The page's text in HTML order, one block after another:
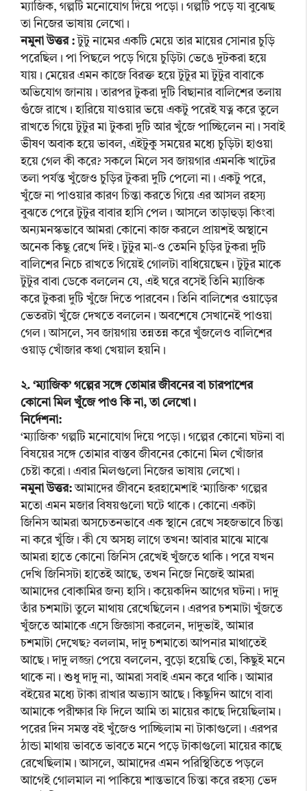
ম্যাজিক, গল্পটি মনোযোগ দিয়ে পড়ো। গল্পটি পড়ে যা বুঝেছ
তা নিজের ভাষায় লেখো।
নমুনা উত্তর :টুটু নামের একটি মেয়ে তার মায়ের সোনার চুড়ি
পরেছিল। পা পিছলে পড়ে গিয়ে চুড়িটা ভেঙে দুটকরা হয়ে
যায়। মেয়ের এমন কাজে বিরক্ত হয়ে টুটুর মা টুটুর বাবাকে
অভিযোগ জানায়। তারপর টুকরা দুটি বিছানার বালিশের তলায়
গুঁজে রাখে। হারিয়ে যাওয়ার ভয়ে একটু পরেই যত্ন করে তুলে
রাখতে গিয়ে টুটুর মা টুকরা দুটি আর খুঁজে পাচ্ছিলেন না। সবাই
ভীষণ অবাক হয়ে ভাবল, এইটুকু সময়ের মধ্যে চুড়িটা হাওয়া
হয়ে গেল কী করে? সকলে মিলে সব জায়গার এমনকি খাটের
তলা পর্যন্ত খুঁজেও চুড়ির টুকরা দুটি পেলো না। একটু পরে,
খুঁজে না পাওয়ার কারণ চিন্তা করতে গিয়ে এর আসল রহস্য
বুঝতে পেরে টুটুর বাবার হাসি পেল। আসলে তাড়াহুড়া কিংবা
অন্যমনস্কভাবে আমরা কোনো কাজ করলে প্রায়শই অস্থানে
অনেক কিছু রেখে দিই। টুটুর মা-ও তেমনি চুড়ির টুকরা দুটি
বালিশের নিচে রাখতে গিয়েই গোলটা বাধিয়েছেন। টুটুর মাকে
টুটুর বাবা ডেকে বললেন যে, এই ঘরে বসেই তিনি ম্যাজিক
করে টুকরা দুটি খুঁজে দিতে পারবেন। তিনি বালিশের ওয়াড়ের
ভেতরটা খুঁজে দেখতে বললেন। অবশেষে সেখানেই পাওয়া
গেল। আসলে, সব জায়গায় তন্নতন্ন করে খুঁজলেও বালিশের
ওয়াড় খোঁজার কথা খেয়াল হয়নি।
২. ‘ম্যাজিক’ গল্পের সঙ্গে তোমার জীবনের বা চারপাশের
কোনো মিল খুঁজে পাও কি না, তা লেখো।
নির্দেশনা:
‘ম্যাজিক’ গল্পটি মনোযোগ দিয়ে পড়ো। গল্পের কোনো ঘটনা বা
বিষয়ের সঙ্গে তোমার বাস্তব জীবনের কোনো মিল খোঁজার
চেষ্টা করো। এবার মিলগুলো নিজের ভাষায় লেখো।
নমুনা উত্তর:আমাদের জীবনে হরহামেশাই ‘ম্যাজিক’ গল্পের
মতো এমন মজার বিষয়গুলো ঘটে থাকে। কোনো একটা
জিনিস আমরা অসচেতনভাবে এক স্থানে রেখে সহজভাবে চিন্তা
না করে খুঁজি। কী যে অসহ্য লাগে তখন! আবার মাঝে মাঝে
আমরা হাতে কোনো জিনিস রেখেই খুঁজতে থাকি। পরে যখন
দেখি জিনিসটা হাতেই আছে, তখন নিজে নিজেই আমরা
আমাদের বোকামির জন্য হাসি। কয়েকদিন আগের ঘটনা। দাদু
তাঁর চশমাটা তুলে মাথায় রেখেছিলেন। এরপর চশমাটা খুঁজতে
খুঁজতে আমাকে এসে জিজ্ঞাসা করলেন, দাদুভাই, আমার
চশমাটা দেখেছ? বললাম, দাদু চশমাতো আপনার মাথাতেই
আছে। দাদু লজ্জা পেয়ে বললেন, বুড়ো হয়েছি তো, কিছুই মনে
থাকে না। শুধু দাদু না, আমরা সবাই এমন করে থাকি। আমার
বইয়ের মধ্যে টাকা রাখার অভ্যাস আছে। কিছুদিন আগে বাবা
আমাকে পরীক্ষার ফি দিলে আমি তা মায়ের কাছে দিয়েছিলাম।
পরের দিন সমস্ত বই খুঁজেও পাচ্ছিলাম না টাকাগুলো। এরপর
ঠান্ডা মাথায় ভাবতে ভাবতে মনে পড়ে টাকাগুলো মায়ের কাছে
রেখেছিলাম। আসলে, আমাদের এমন পরিস্থিতিতে পড়লে
আগেই গোলমাল না পাকিয়ে শান্তভাবে চিন্তা করে রহস্য ভেদ